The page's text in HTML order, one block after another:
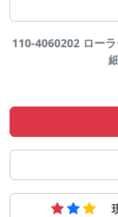
110-4060202 ロー